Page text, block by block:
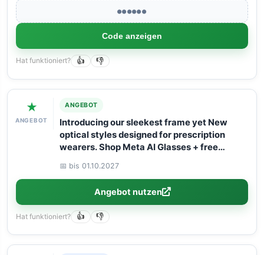
●●●●●●
Code anzeigen
Hat funktioniert? 👍 👎
★
ANGEBOT
ANGEBOT
Introducing our sleekest frame yet New
optical styles designed for prescription
wearers. Shop Meta AI Glasses + free
📅 bis 01.10.2027
Angebot nutzen
Hat funktioniert? 👍 👎